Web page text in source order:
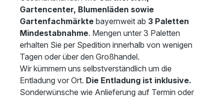
Gartencenter, Blumenläden sowie
Gartenfachmärkte bayernweit ab 3 Paletten
Mindestabnahme. Mengen unter 3 Paletten
erhalten Sie per Spedition innerhalb von wenigen
Tagen oder über den Großhandel.
Wir kümmern uns selbstverständlich um die
Entladung vor Ort. Die Entladung ist inklusive.
Sonderwünsche wie Anlieferung auf Termin oder